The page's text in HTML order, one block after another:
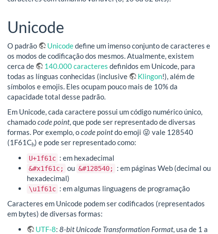
Unicode
O padrão Unicodedefine um imenso conjunto de caracteres e
os modos de codificação dos mesmos. Atualmente, existem
cerca de
140.000 caracteres definidos em Unicode, para
todas as línguas conhecidas (inclusive
Klingon!), além de
símbolos e emojis. Eles ocupam pouco mais de 10% da
capacidade total desse padrão.
Em Unicode, cada caractere possui um código numérico único,
chamadocode point, que pode ser representado de diversas
formas. Por exemplo, ocode pointdo emoji 😜 vale 128540
(1F61Ch) e pode ser representado como:
U+1f61c : em hexadecimal
&#x1f61c; ou &#128540;
: em páginas Web (decimal ou
hexadecimal)
\u1f61c : em algumas linguagens de programação
Caracteres em Unicode podem ser codificados (representados
em bytes) de diversas formas:
UTF-8: 8-bit Unicode Transformation Format, usa de 1 a